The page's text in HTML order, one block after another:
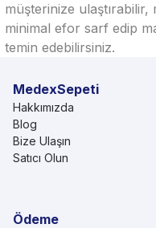
müşterinize ulaştırabilir,
minimal efor sarf edip
temin edebilirsiniz.
MedexSepeti
Hakkımızda
Blog
Bize Ulaşın
Satıcı Olun
Ödeme